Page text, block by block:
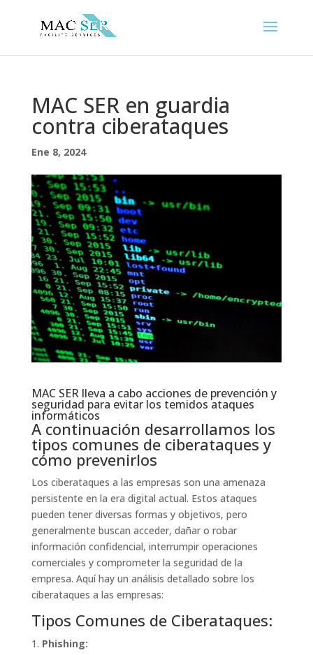
MAC SER en guardia
contra ciberataques
Ene 8, 2024
MAC SER lleva a cabo acciones de prevención y
seguridad para evitar los temidos ataques
informáticos
A continuación desarrollamos los
tipos comunes de ciberataques y
cómo prevenirlos
Los ciberataques a las empresas son una amenaza
persistente en la era digital actual. Estos ataques
pueden tener diversas formas y objetivos, pero
generalmente buscan acceder, dañar o robar
información confidencial, interrumpir operaciones
comerciales y comprometer la seguridad de la
empresa. Aquí hay un análisis detallado sobre los
ciberataques a las empresas:
Tipos Comunes de Ciberataques:
Phishing: